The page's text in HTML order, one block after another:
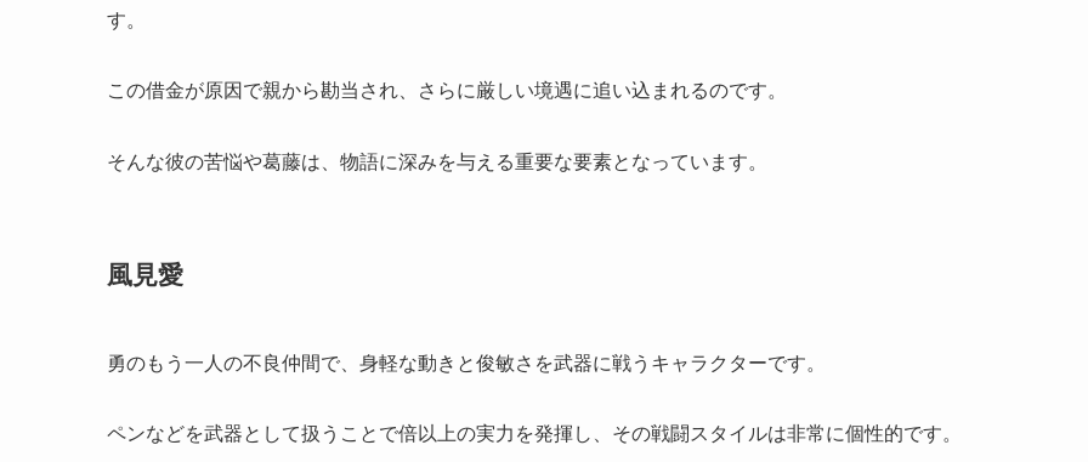
す。
この借金が原因で親から勘当され、さらに厳しい境遇に追い込まれるのです。
そんな彼の苦悩や葛藤は、物語に深みを与える重要な要素となっています。
風見愛
勇のもう一人の不良仲間で、身軽な動きと俊敏さを武器に戦うキャラクターです。
ペンなどを武器として扱うことで倍以上の実力を発揮し、その戦闘スタイルは非常に個性的です。